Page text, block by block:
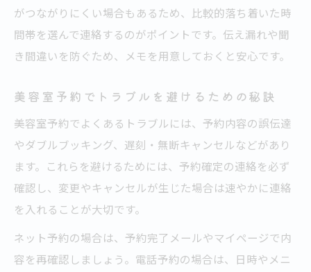
がつながりにくい場合もあるため、比較的落ち着いた時
間帯を選んで連絡するのがポイントです。伝え漏れや聞
き間違いを防ぐため、メモを用意しておくと安心です。
美容室予約でトラブルを避けるための秘訣
美容室予約でよくあるトラブルには、予約内容の誤伝達
やダブルブッキング、遅刻・無断キャンセルなどがあり
ます。これらを避けるためには、予約確定の連絡を必ず
確認し、変更やキャンセルが生じた場合は速やかに連絡
を入れることが大切です。
ネット予約の場合は、予約完了メールやマイページで内
容を再確認しましょう。電話予約の場合は、日時やメニ